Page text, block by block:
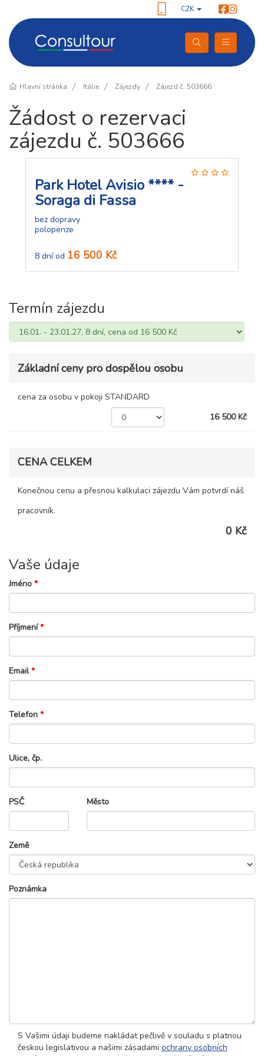
CZK
Hlavní stránka Itálie Zájezdy Zájezd č. 503666
Žádost o rezervaci
zájezdu č. 503666
Park Hotel Avisio **** -
Soraga di Fassa
bez dopravy
polopenze
8 dní od 16 500 Kč
Termín zájezdu
Základní ceny pro dospělou osobu
cena za osobu v pokoji STANDARD
16 500 Kč
CENA CELKEM
Konečnou cenu a přesnou kalkulaci zájezdu Vám potvrdí náš
pracovník.
0 Kč
Vaše údaje
Jméno *
Příjmení*
Email*
Telefon *
Ulice, čp.
PSČ Město
Země
Poznámka
S Vašimi údaji budeme nakládat pečlivě v souladu s platnou
českou legislativou a našimi zásadami ochrany osobních